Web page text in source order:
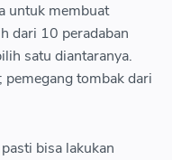
untuk membuat
dari 10 peradaban
satu diantaranya.
tombak dari
bisa lakukan